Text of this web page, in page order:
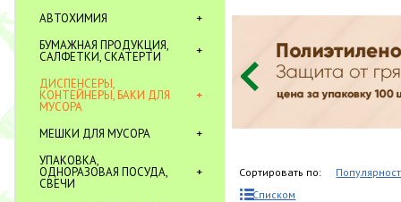
АВТОХИМИЯ
БУМАЖНАЯ ПРОДУКЦИЯ,
САЛФЕТКИ, СКАТЕРТИ
ДИСПЕНСЕРЫ,
КОНТЕЙНЕРЫ, БАКИ ДЛЯ
МУСОРА
МЕШКИ ДЛЯ МУСОРА
УПАКОВКА,
ОДНОРАЗОВАЯ ПОСУДА,
СВЕЧИ
Сортировать по:
Списком